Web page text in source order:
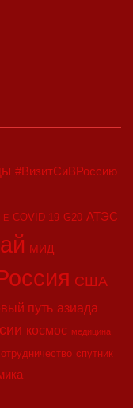
#ВизитСиВРоссию
COVID-19 G20 АТЭС
МИД
США
путь азиада
космос медицина
спутник